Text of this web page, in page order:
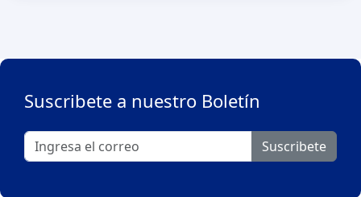
Suscribete a nuestro Boletín
Suscribete